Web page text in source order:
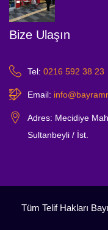
Bize Ulaşın
Tel: 0216 592 38 23
Email:
Adres: Mecidiye
Sultanbeyli / İst.
Tüm Telif Hakları